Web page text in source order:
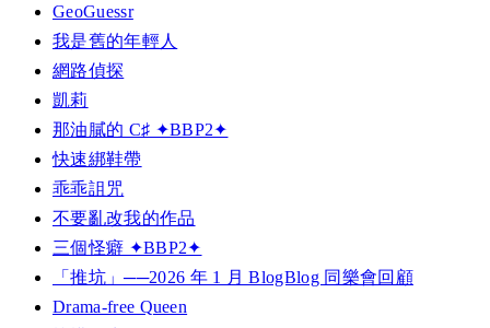
GeoGuessr
我是舊的年輕人
網路偵探
凱莉
那油膩的 C♯ ✦BBP2✦
快速綁鞋帶
乖乖詛咒
不要亂改我的作品
三個怪癖 ✦BBP2✦
「推坑」──2026 年 1 月 BlogBlog 同樂會回顧
Drama-free Queen